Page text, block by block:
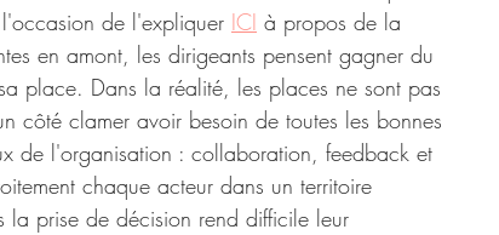
de l'expliquer ICI à propos de la
en amont, les dirigeants pensent gagner du
place. Dans la réalité, les places ne sont pas
côté clamer avoir besoin de toutes les bonnes
de l'organisation : collaboration, feedback et
chaque acteur dans un territoire
la prise de décision rend difficile leur